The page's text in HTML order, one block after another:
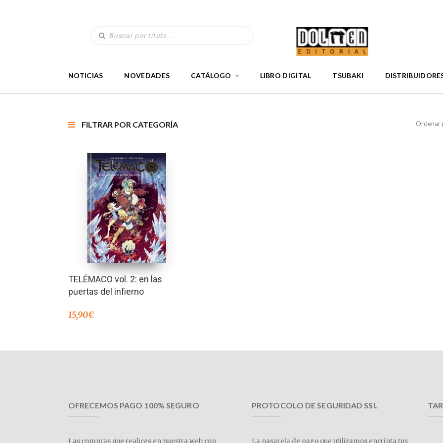
NOTICIAS NOVEDADES CATÁLOGO LIBRO DIGITAL TSUBAKI
FILTRAR POR CATEGORÍA Ordenar
TELÉMACO vol. 2: en las
puertas del infierno
15,90€
OFRECEMOS PAGO 100% SEGURO PROTOCOLO DE SEGURIDAD SSL